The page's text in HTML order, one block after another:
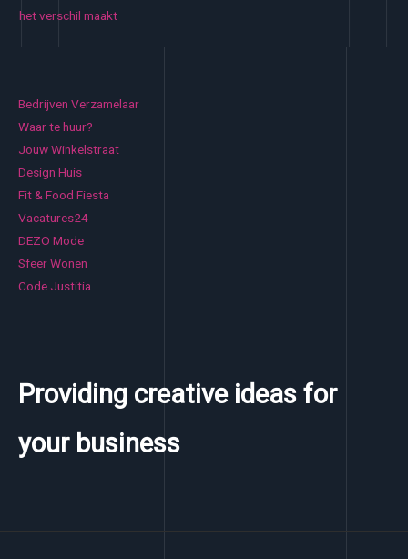
het verschil maakt
Bedrijven Verzamelaar
Waar te huur?
Jouw Winkelstraat
Design Huis
Fit & Food Fiesta
Vacatures24
DEZO Mode
Sfeer Wonen
Code Justitia
Providing creative ideas for
your business